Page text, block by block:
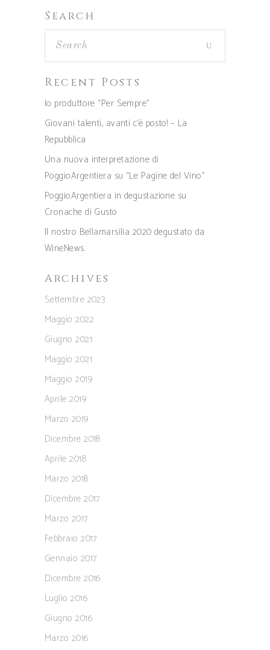
Search
Recent Posts
Io produttore “Per Sempre”
Giovani talenti, avanti c’è posto! – La
Repubblica
Una nuova interpretazione di
PoggioArgentiera su “Le Pagine del Vino”
PoggioArgentiera in degustazione su
Cronache di Gusto
Il nostro Bellamarsilia 2020 degustato da
WineNews.
Archives
Settembre 2023
Maggio 2022
Giugno 2021
Maggio 2021
Maggio 2019
Aprile 2019
Marzo 2019
Dicembre 2018
Aprile 2018
Marzo 2018
Dicembre 2017
Marzo 2017
Febbraio 2017
Gennaio 2017
Dicembre 2016
Luglio 2016
Giugno 2016
Marzo 2016